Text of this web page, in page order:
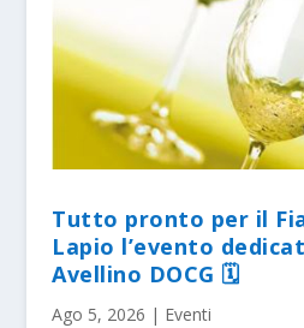
Tutto pronto per il
Lapio l’evento
Avellino DOCG 🗓
Ago 5, 2026 | Eventi